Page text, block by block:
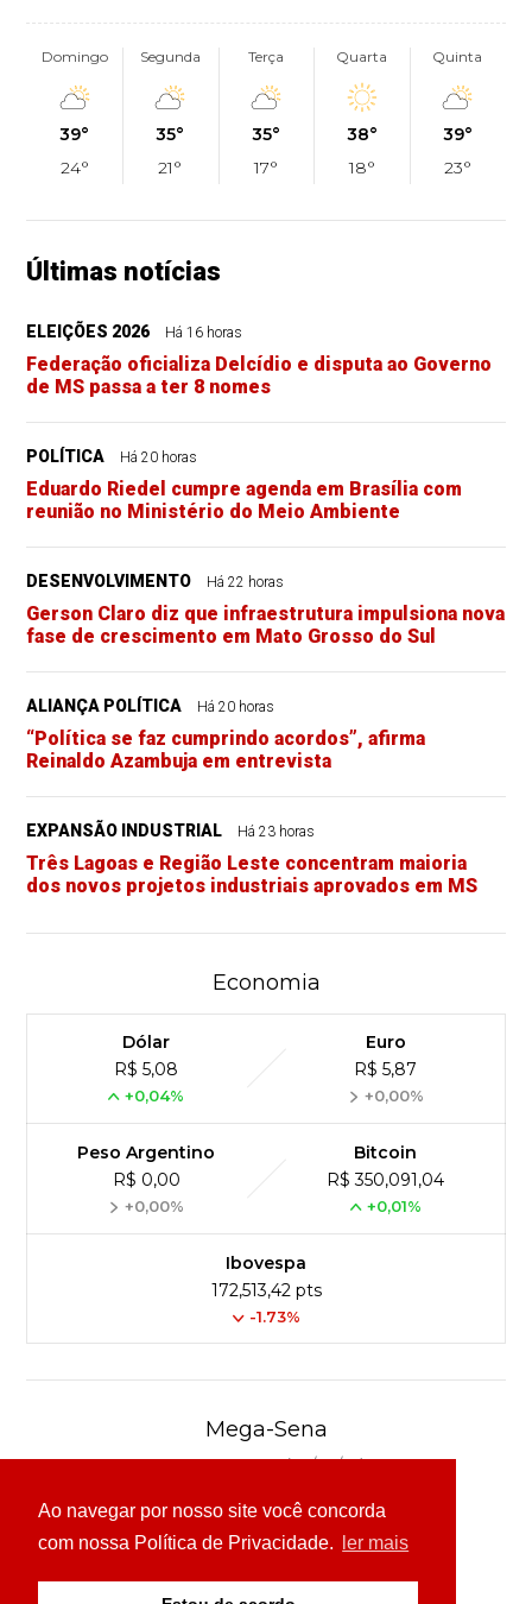
Ao navegar por nosso site você concorda
com nossa Política de Privacidade.
ler mais
Domingo
39°
24°
Segunda
35°
21°
Terça
35°
17°
Quarta
38°
18°
Quinta
39°
23°
Últimas notícias
ELEIÇÕES 2026 Há 16 horas
Federação oficializa Delcídio e disputa ao Governo
de MS passa a ter 8 nomes
POLÍTICA Há 20 horas
Eduardo Riedel cumpre agenda em Brasília com
reunião no Ministério do Meio Ambiente
DESENVOLVIMENTO Há 22 horas
Gerson Claro diz que infraestrutura impulsiona nova
fase de crescimento em Mato Grosso do Sul
ALIANÇA POLÍTICA Há 20 horas
“Política se faz cumprindo acordos”, afirma
Reinaldo Azambuja em entrevista
EXPANSÃO INDUSTRIAL Há 23 horas
Três Lagoas e Região Leste concentram maioria
dos novos projetos industriais aprovados em MS
Economia
Dólar
R$ 5,08
+0,04%
Euro
R$ 5,87
+0,00%
Peso Argentino
R$ 0,00
+0,00%
Bitcoin
R$ 350,091,04
+0,01%
Ibovespa
172,513,42 pts
-1.73%
Mega-Sena
Concurso 3041 (06/08/26)
16 21 24 31 43